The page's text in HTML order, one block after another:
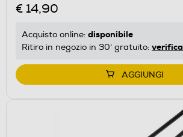
€ 14,90
Acquisto online: disponibile
Ritiro in negozio in 30' gratuito: verifica
AGGIUNGI